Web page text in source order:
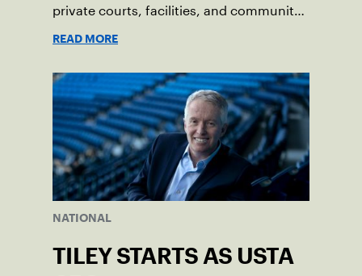
private courts, facilities, and community
READ MORE
NATIONAL
TILEY STARTS AS USTA